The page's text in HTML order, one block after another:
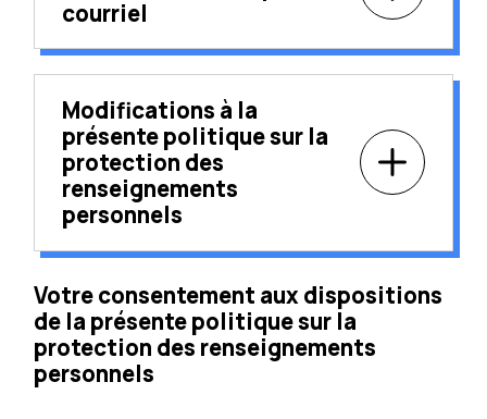
courriel
Modifications à la
présente politique sur la
protection des
renseignements
personnels
Votre consentement aux dispositions
de la présente politique sur la
protection des renseignements
personnels